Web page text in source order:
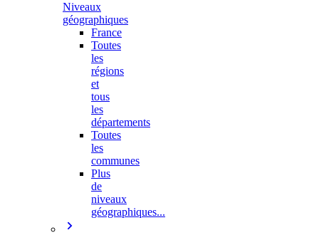
Niveaux
géographiques
France
Toutes
les
régions
et
tous
les
départements
Toutes
les
communes
Plus
de
niveaux
géographiques...